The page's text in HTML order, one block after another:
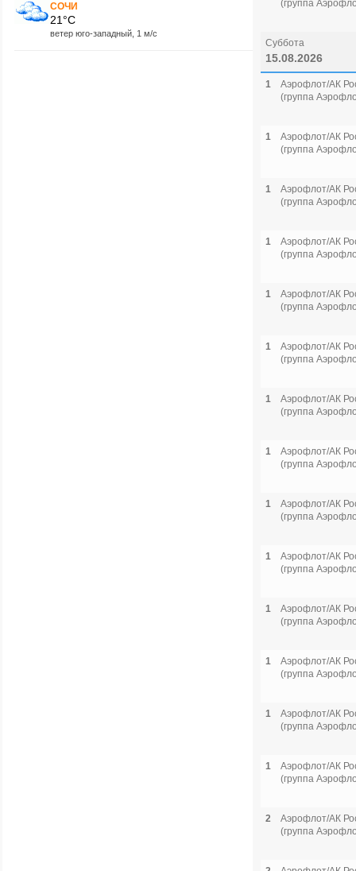
СОЧИ
21°C
ветер юго-западный, 1 м/с
(группа
Суббота
15.08.2026
1
Аэрофлот/АК
(группа
1
Аэрофлот/АК
(группа
1
Аэрофлот/АК
(группа
1
Аэрофлот/АК
(группа
1
Аэрофлот/АК
(группа
1
Аэрофлот/АК
(группа
1
Аэрофлот/АК
(группа
1
Аэрофлот/АК
(группа
1
Аэрофлот/АК
(группа
1
Аэрофлот/АК
(группа
1
Аэрофлот/АК
(группа
1
Аэрофлот/АК
(группа
1
Аэрофлот/АК
(группа
1
Аэрофлот/АК
(группа
2
Аэрофлот/АК
(группа